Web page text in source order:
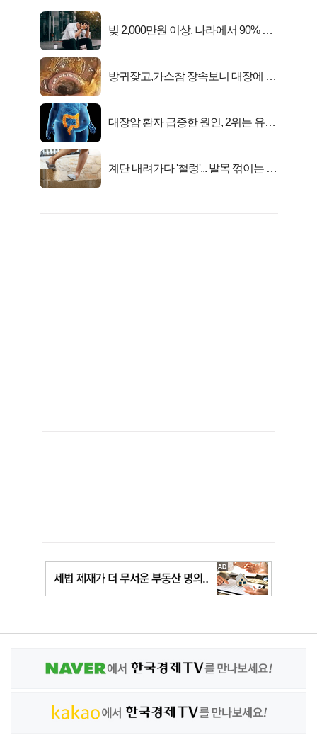
빚 2,000만원 이상, 나라에서 90% 갚
방귀잦고,가스참 장속보니 대장에 똥
대장암 환자 급증한 원인, 2위는 유산
계단 내려가다 '철렁'... 발목 꺾이는 이